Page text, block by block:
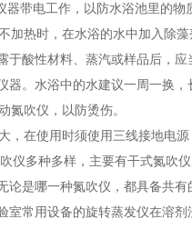
器带电工作，以防水浴池里的物
加热时，在水浴的水中加入除
于酸性材料、蒸汽或样品后，
器。水浴中的水建议一周一换，
氮吹仪，以防烫伤。
，在使用时须使用三线接地电源
仪多种多样，主要有干式氮吹
论是哪一种氮吹仪，都具备共
室常用设备的旋转蒸发仪在溶